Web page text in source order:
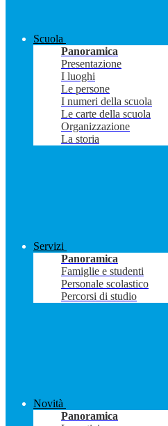
Scuola
Panoramica
Presentazione
I luoghi
Le persone
I numeri della scuola
Le carte della scuola
Organizzazione
La storia
Servizi
Panoramica
Famiglie e studenti
Personale scolastico
Percorsi di studio
Novità
Panoramica